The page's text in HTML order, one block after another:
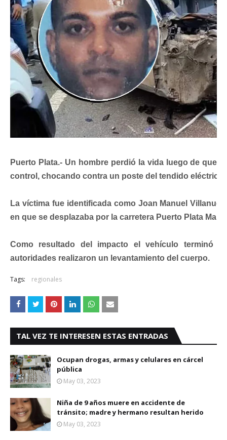
Puerto Plata.- Un hombre perdió la vida luego de que
control, chocando contra un poste del tendido eléctrico.
La víctima fue identificada como Joan Manuel
en que se desplazaba por la carretera Puerto Plata
Como resultado del impacto el vehículo terminó
autoridades realizaron un levantamiento del cuerpo.
Tags: regionales
TAL VEZ TE INTERESEN ESTAS ENTRADAS
Ocupan drogas, armas y celulares en cárcel
pública
May 03, 2023
Niña de 9 años muere en accidente de
tránsito; madre y hermano resultan herido
May 03, 2023